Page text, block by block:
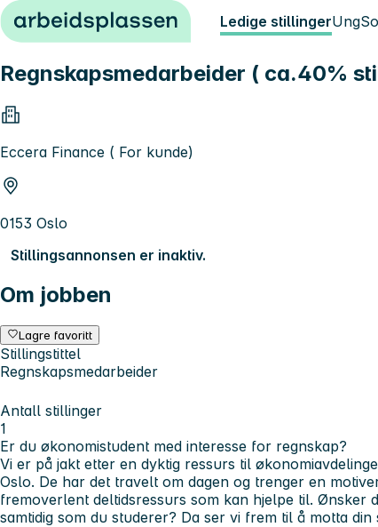
Hopp til innhold Ledige stillingerUng
Regnskapsmedarbeider ( ca.40%
Eccera Finance ( For kunde)
0153 Oslo
Stillingsannonsen er inaktiv.
Om jobben
Lagre favoritt
Stillingstittel
Regnskapsmedarbeider
Antall stillinger
1
Er du økonomistudent med interesse for regnskap?
Vi er på jakt etter en dyktig ressurs til
Oslo. De har det travelt om dagen og trenger en
fremoverlent deltidsressurs som kan hjelpe til. Ønsker
samtidig som du studerer? Da ser vi frem til å motta din